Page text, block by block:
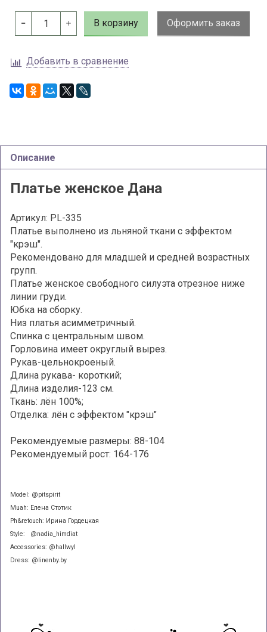
В корзину Оформить заказ
Добавить в сравнение
Описание
Платье женское Дана
Артикул: PL-335
Платье выполнено из льняной ткани с эффектом
"крэш".
Рекомендовано для младшей и средней возрастных
групп.
Платье женское свободного силуэта отрезное ниже
линии груди.
Юбка на сборку.
Низ платья асимметричный.
Спинка с центральным швом.
Горловина имеет округлый вырез.
Рукав-цельнокроеный.
Длина рукава- короткий;
Длина изделия-123 см.
Ткань: лён 100%;
Отделка: лён с эффектом "крэш"
Рекомендуемые размеры: 88-104
Рекомендуемый рост: 164-176
Model: @pitspirit
Muah: Елена Стотик
Ph&retouch: Ирина Гордецкая
Style: @nadia_himdiat
Accessories: @hallwyl
Dress: @linenby.by